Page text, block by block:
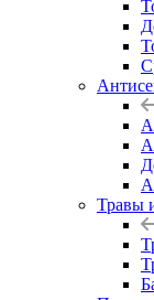
Травы